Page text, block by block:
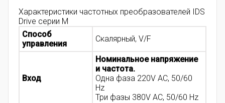
Характеристики частотных преобразователей IDS
Drive серии M
Способ
управления
Скалярный, V/F
Вход
Номинальное напряжение
и частота.
Одна фаза 220V AC, 50/60
Hz
Три фазы 380V AC, 50/60 Hz